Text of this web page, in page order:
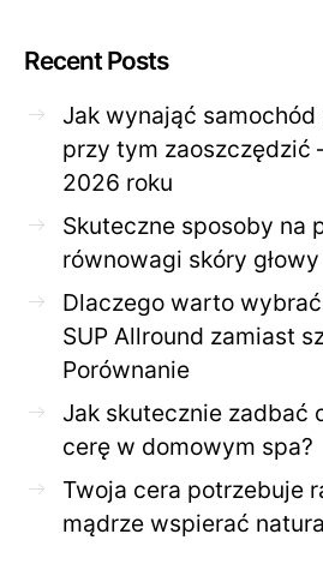
Recent Posts
Jak wynająć
przy tym zaoszczędzić
2026 roku
Skuteczne sposoby na
równowagi skóry głowy
Dlaczego warto
SUP Allround zamiast
Porównanie
Jak skutecznie zadbać
cerę w domowym spa?
Twoja cera potrzebuje
mądrze wspierać